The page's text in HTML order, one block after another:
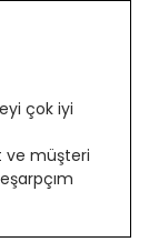
çok iyi
ve müşteri